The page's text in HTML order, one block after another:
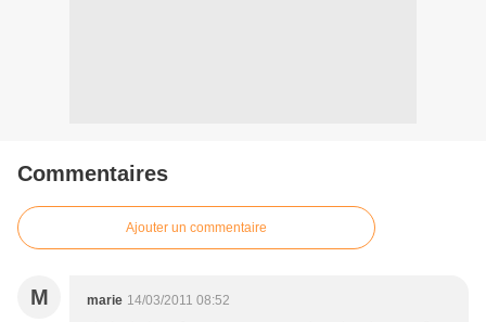
Commentaires
Ajouter un commentaire
M marie 14/03/2011 08:52